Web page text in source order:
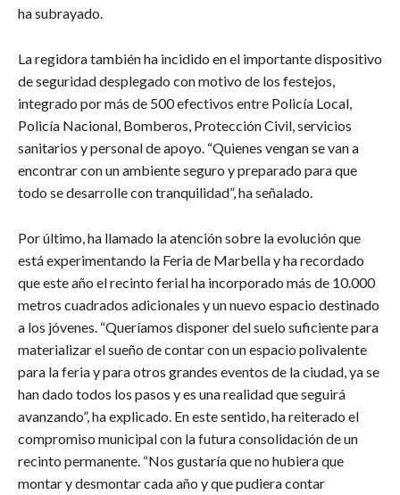
ha subrayado.
​La regidora también ha incidido en el importante dispositivo
de seguridad desplegado con motivo de los festejos,
integrado por más de 500 efectivos entre Policía Local,
Policía Nacional, Bomberos, Protección Civil, servicios
sanitarios y personal de apoyo. “Quienes vengan se van a
encontrar con un ambiente seguro y preparado para que
todo se desarrolle con tranquilidad”, ha señalado.
​Por último, ha llamado la atención sobre la evolución que
está experimentando la Feria de Marbella y ha recordado
que este año el recinto ferial ha incorporado más de 10.000
metros cuadrados adicionales y un nuevo espacio destinado
a los jóvenes. “Queríamos disponer del suelo suficiente para
materializar el sueño de contar con un espacio polivalente
para la feria y para otros grandes eventos de la ciudad, ya se
han dado todos los pasos y es una realidad que seguirá
avanzando”, ha explicado. En este sentido, ha reiterado el
compromiso municipal con la futura consolidación de un
recinto permanente. “Nos gustaría que no hubiera que
montar y desmontar cada año y que pudiera contar